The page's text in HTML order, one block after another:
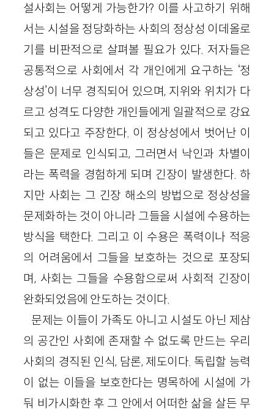
설사회는 어떻게 가능한가? 이를 사고하기 위해
서는 시설을 정당화하는 사회의 정상성 이데올로
기를 비판적으로 살펴볼 필요가 있다. 저자들은
공통적으로 사회에서 각 개인에게 요구하는 ‘정
상성’이 너무 경직되어 있으며, 지위와 위치가 다
르고 성격도 다양한 개인들에게 일괄적으로 강요
되고 있다고 주장한다. 이 정상성에서 벗어난 이
들은 문제로 인식되고, 그러면서 낙인과 차별이
라는 폭력을 경험하게 되며 긴장이 발생한다. 하
지만 사회는 그 긴장 해소의 방법으로 정상성을
문제화하는 것이 아니라 그들을 시설에 수용하는
방식을 택한다. 그리고 이 수용은 폭력이나 적응
의 어려움에서 그들을 보호하는 것으로 포장되
며, 사회는 그들을 수용함으로써 사회적 긴장이
완화되었음에 안도하는 것이다.
문제는 이들이 가족도 아니고 시설도 아닌 제삼
의 공간인 사회에 존재할 수 없도록 만드는 우리
사회의 경직된 인식, 담론, 제도이다. 독립할 능력
이 없는 이들을 보호한다는 명목하에 시설에 가
둬 비가시화한 후 그 안에서 어떠한 삶을 살든 무